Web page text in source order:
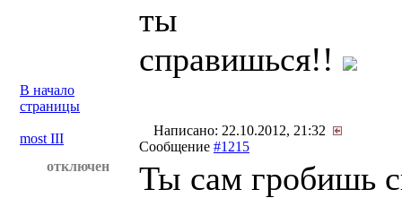
ты
справишься!!
В начало
страницы
most III
Написано: 22.10.2012, 21:32
Сообщение #1215
отключен
Ты сам гробишь